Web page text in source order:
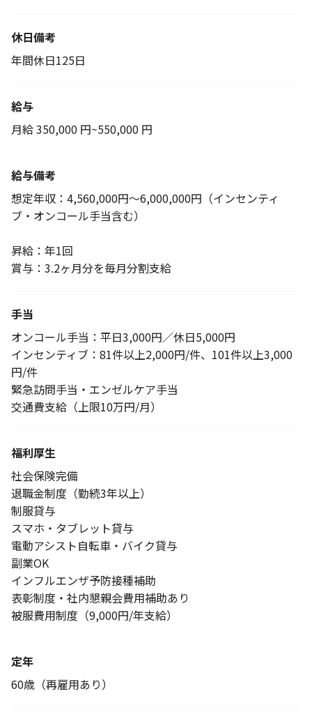
休日備考
年間休日125日
給与
月給 350,000 円~550,000 円
給与備考
想定年収：4,560,000円～6,000,000円（インセンティ
ブ・オンコール手当含む）
昇給：年1回
賞与：3.2ヶ月分を毎月分割支給
手当
オンコール手当：平日3,000円／休日5,000円
インセンティブ：81件以上2,000円/件、101件以上3,000
円/件
緊急訪問手当・エンゼルケア手当
交通費支給（上限10万円/月）
福利厚生
社会保険完備
退職金制度（勤続3年以上）
制服貸与
スマホ・タブレット貸与
電動アシスト自転車・バイク貸与
副業OK
インフルエンザ予防接種補助
表彰制度・社内懇親会費用補助あり
被服費用制度（9,000円/年支給）
定年
60歳（再雇用あり）